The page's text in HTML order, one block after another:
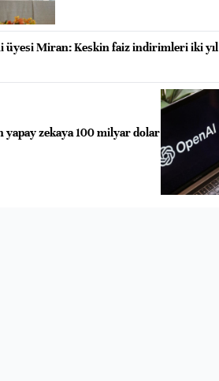
üyesi Miran: Keskin faiz indirimleri iki yıl
yapay zekaya 100 milyar dolar